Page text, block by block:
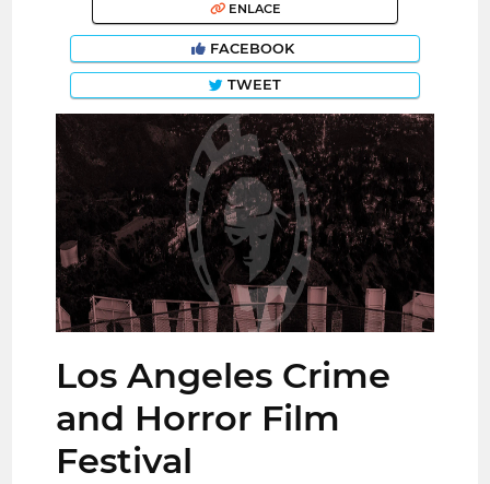
ENLACE
FACEBOOK
TWEET
Los Angeles Crime
and Horror Film
Festival